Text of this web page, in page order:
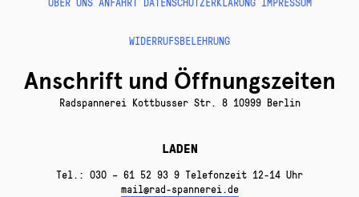
WIDERRUFSBELEHRUNG
Anschrift und Öffnungszeiten
Radspannerei Kottbusser Str. 8 10999 Berlin
LADEN
Tel.: 030 – 61 52 93 9 Telefonzeit 12-14 Uhr
mail@rad-spannerei.de